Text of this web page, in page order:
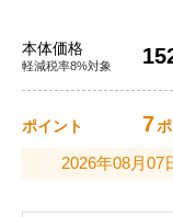
本体価格
軽減税率8%対象
ポイント 7
2026年08月07